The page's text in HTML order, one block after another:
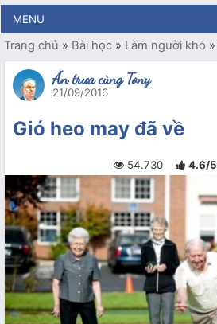
MENU
Trang chủ » Bài học » Làm người khó »
Ăn trưa cùng Tony
21/09/2016
Gió heo may đã về
54.730 4.6/5